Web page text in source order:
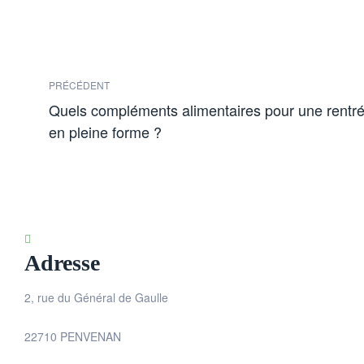
PRÉCÉDENT
Quels compléments alimentaires pour une
en pleine forme ?
Adresse
2, rue du Général de Gaulle
22710 PENVENAN